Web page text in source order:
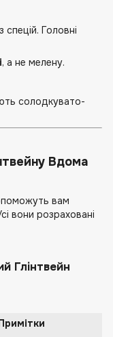
Головні
, а не мелену.
солодкувато-
Вдома
вам
вони розраховані
Глінтвейн
Примітки